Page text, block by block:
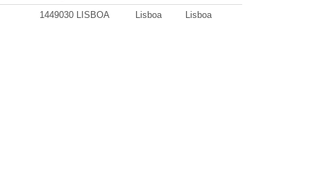
1449030 LISBOA Lisboa Lisboa